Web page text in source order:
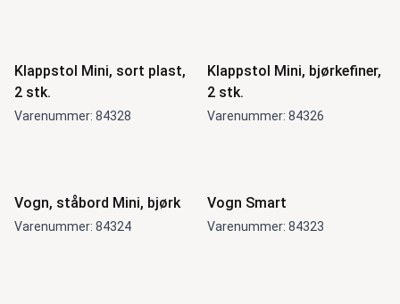
Klappstol Mini, sort plast,
2 stk.
Varenummer: 84328
Klappstol Mini, bjørkefiner,
2 stk.
Varenummer: 84326
Vogn, ståbord Mini, bjørk
Varenummer: 84324
Vogn Smart
Varenummer: 84323